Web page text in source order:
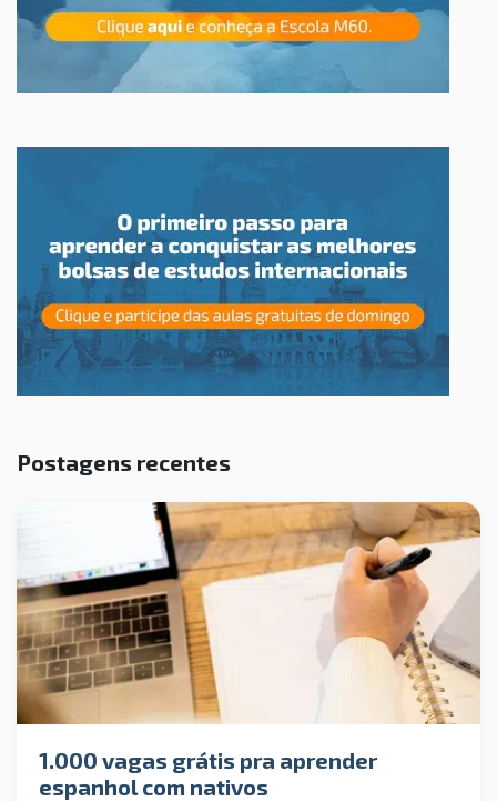
Postagens recentes
1.000 vagas grátis pra aprender
espanhol com nativos